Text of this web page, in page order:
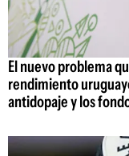
El nuevo problema
rendimiento
antidopaje y los